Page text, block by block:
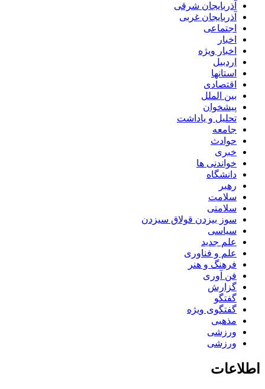
آذربایجان شرقی
آذربایجان غربی
اجتماعی
اخبار
اخبار ویژه
اردبیل
استانها
اقتصادی
بین الملل
پیشخوان
تحلیل و یاداشت
جامعه
حوادث
خبری
خواندنی ها
دانشگاه
رهبر
سلامت
سلامتی
سوز بیزدن قولاق سیزدن
سیاسی
علم جدید
علم و فناوری
فرهنگ و هنر
فن آوری
گزارش
گفتگو
گفتگوی ویژه
مذهبی
ورزشی
ورزشی
اطلاعات